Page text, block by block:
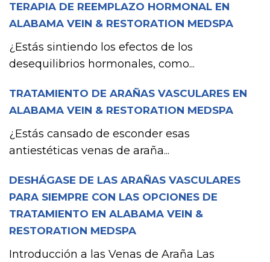
TERAPIA DE REEMPLAZO HORMONAL EN
ALABAMA VEIN & RESTORATION MEDSPA
¿Estás sintiendo los efectos de los
desequilibrios hormonales, como...
TRATAMIENTO DE ARAÑAS VASCULARES EN
ALABAMA VEIN & RESTORATION MEDSPA
¿Estás cansado de esconder esas
antiestéticas venas de araña...
DESHÁGASE DE LAS ARAÑAS VASCULARES
PARA SIEMPRE CON LAS OPCIONES DE
TRATAMIENTO EN ALABAMA VEIN &
RESTORATION MEDSPA
Introducción a las Venas de Araña Las